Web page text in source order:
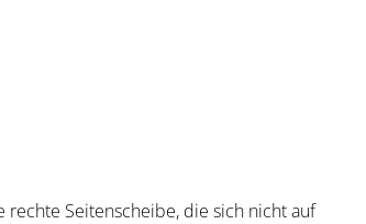
Seitenscheibe, die sich nicht auf